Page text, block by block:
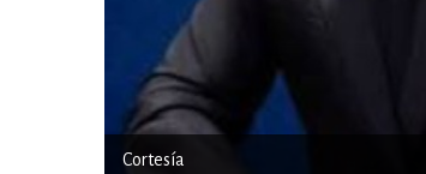
Cortesía